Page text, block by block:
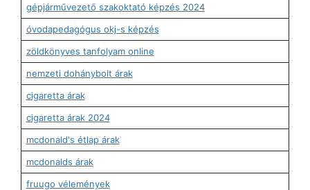
gépjárművezető szakoktató képzés 2024
óvodapedagógus okj-s képzés
zöldkönyves tanfolyam online
nemzeti dohánybolt árak
cigaretta árak
cigaretta árak 2024
mcdonald's étlap árak
mcdonalds árak
fruugo vélemények